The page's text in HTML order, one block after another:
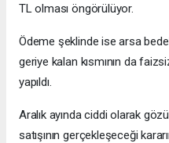
TL olması öngörülüyor.
Ödeme şeklinde ise arsa
geriye kalan kısmının da
yapıldı.
Aralık ayında ciddi olarak
satışının gerçekleşeceği